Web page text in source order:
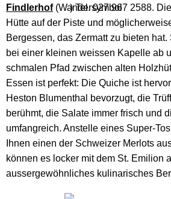
Findlerhof(
) Tel. 027 967 2588.
Hütte auf der Piste und
Bergessen, das Zermatt zu bieten
bei einer kleinen weissen Kapelle ab
schmalen Pfad zwischen alten
Essen ist perfekt: Die Quiche ist
Heston Blumenthal bevorzugt, die
berühmt, die Salate immer frisch und
umfangreich. Anstelle eines Super-
Ihnen einen der Schweizer Merlots
können es locker mit dem St. Emilion
aussergewöhnliches kulinarisches